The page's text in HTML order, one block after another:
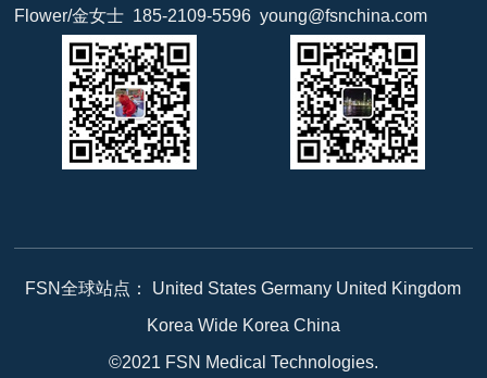
Flower/金女士 185-2109-5596 young@fsnchina.com
FSN全球站点： United States Germany United Kingdom
Korea Wide Korea China
©2021 FSN Medical Technologies.